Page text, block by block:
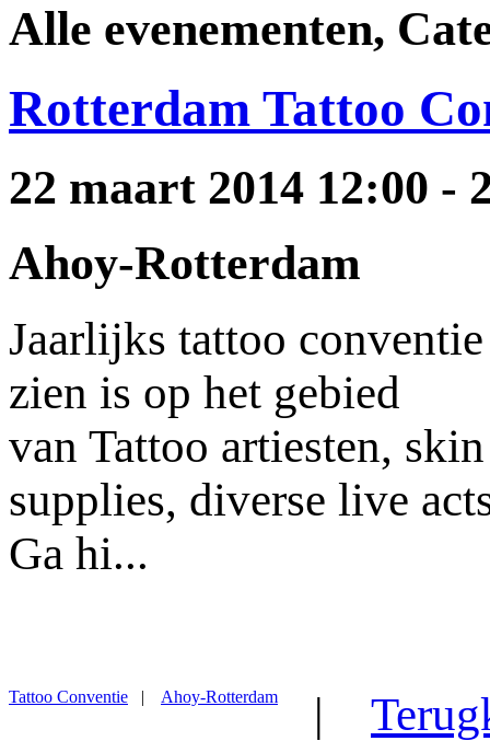
Alle evenementen,
Rotterdam Tattoo
22 maart 2014 12:00 -
Ahoy-Rotterdam
Jaarlijks tattoo
zien is op het gebied
van Tattoo artiesten,
supplies, diverse live
Ga hi...
Tattoo Conventie | Ahoy-Rotterdam |